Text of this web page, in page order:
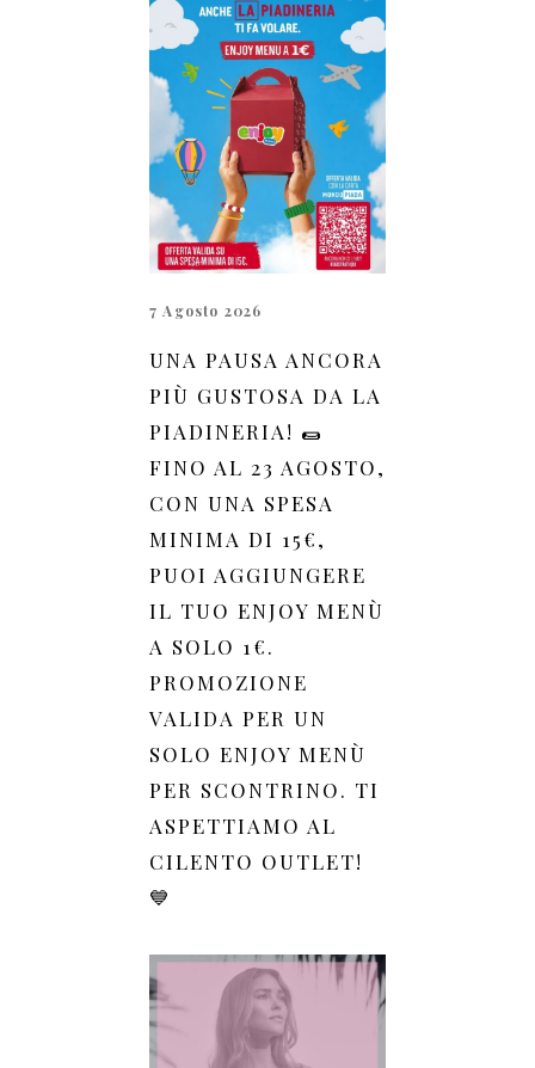
7 Agosto 2026
UNA PAUSA ANCORA
PIÙ GUSTOSA DA LA
PIADINERIA! 🌯
FINO AL 23 AGOSTO,
CON UNA SPESA
MINIMA DI 15€,
PUOI AGGIUNGERE
IL TUO ENJOY MENÙ
A SOLO 1€.
PROMOZIONE
VALIDA PER UN
SOLO ENJOY MENÙ
PER SCONTRINO. TI
ASPETTIAMO AL
CILENTO OUTLET!
💙